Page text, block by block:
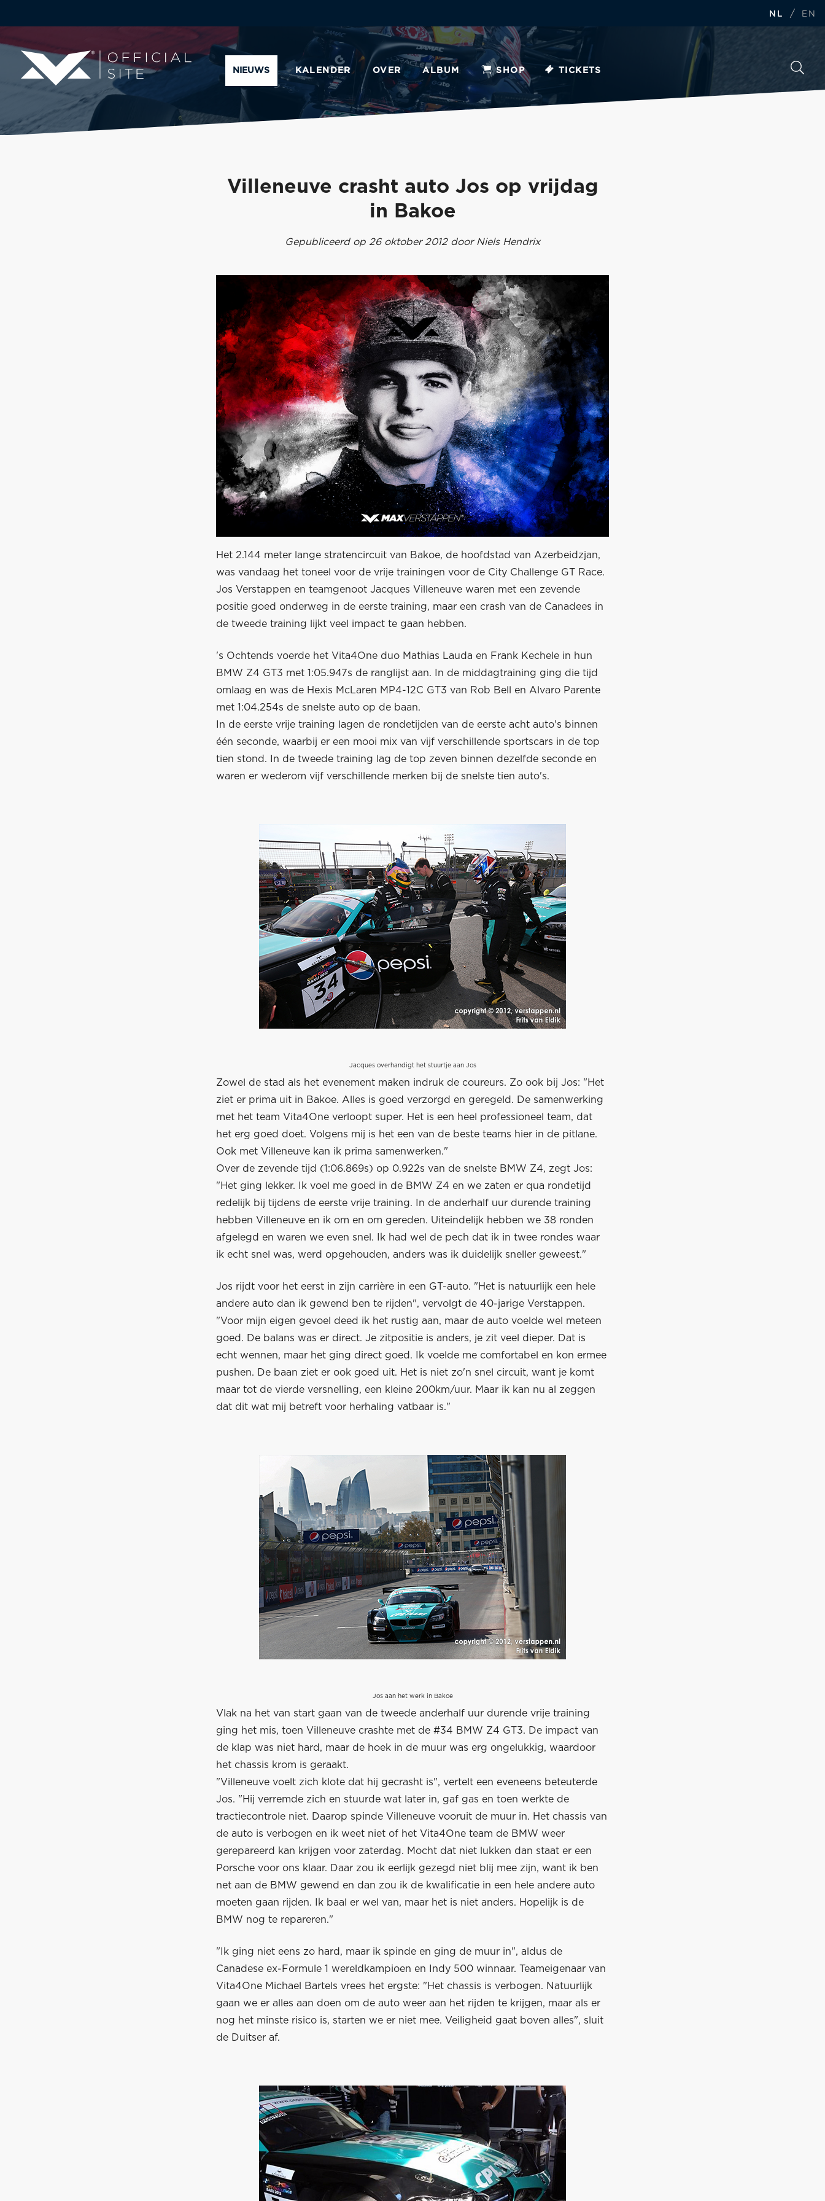
NL / EN
NIEUWS KALENDER OVER ALBUM SHOP TICKETS
Villeneuve crasht auto Jos op vrijdag
in Bakoe
Gepubliceerd op 26 oktober 2012 door Niels Hendrix
Het 2.144 meter lange stratencircuit van Bakoe, de hoofdstad van Azerbeidzjan,
was vandaag het toneel voor de vrije trainingen voor de City Challenge GT Race.
Jos Verstappen en teamgenoot Jacques Villeneuve waren met een zevende
positie goed onderweg in de eerste training, maar een crash van de Canadees in
de tweede training lijkt veel impact te gaan hebben.
's Ochtends voerde het Vita4One duo Mathias Lauda en Frank Kechele in hun
BMW Z4 GT3 met 1:05.947s de ranglijst aan. In de middagtraining ging die tijd
omlaag en was de Hexis McLaren MP4-12C GT3 van Rob Bell en Alvaro Parente
met 1:04.254s de snelste auto op de baan.
In de eerste vrije training lagen de rondetijden van de eerste acht auto's binnen
één seconde, waarbij er een mooi mix van vijf verschillende sportscars in de top
tien stond. In de tweede training lag de top zeven binnen dezelfde seconde en
waren er wederom vijf verschillende merken bij de snelste tien auto's.
Jacques overhandigt het stuurtje aan Jos
Zowel de stad als het evenement maken indruk de coureurs. Zo ook bij Jos: "Het
ziet er prima uit in Bakoe. Alles is goed verzorgd en geregeld. De samenwerking
met het team Vita4One verloopt super. Het is een heel professioneel team, dat
het erg goed doet. Volgens mij is het een van de beste teams hier in de pitlane.
Ook met Villeneuve kan ik prima samenwerken."
Over de zevende tijd (1:06.869s) op 0.922s van de snelste BMW Z4, zegt Jos:
"Het ging lekker. Ik voel me goed in de BMW Z4 en we zaten er qua rondetijd
redelijk bij tijdens de eerste vrije training. In de anderhalf uur durende training
hebben Villeneuve en ik om en om gereden. Uiteindelijk hebben we 38 ronden
afgelegd en waren we even snel. Ik had wel de pech dat ik in twee rondes waar
ik echt snel was, werd opgehouden, anders was ik duidelijk sneller geweest."
Jos rijdt voor het eerst in zijn carrière in een GT-auto. "Het is natuurlijk een hele
andere auto dan ik gewend ben te rijden", vervolgt de 40-jarige Verstappen.
"Voor mijn eigen gevoel deed ik het rustig aan, maar de auto voelde wel meteen
goed. De balans was er direct. Je zitpositie is anders, je zit veel dieper. Dat is
echt wennen, maar het ging direct goed. Ik voelde me comfortabel en kon ermee
pushen. De baan ziet er ook goed uit. Het is niet zo'n snel circuit, want je komt
maar tot de vierde versnelling, een kleine 200km/uur. Maar ik kan nu al zeggen
dat dit wat mij betreft voor herhaling vatbaar is."
Jos aan het werk in Bakoe
Vlak na het van start gaan van de tweede anderhalf uur durende vrije training
ging het mis, toen Villeneuve crashte met de #34 BMW Z4 GT3. De impact van
de klap was niet hard, maar de hoek in de muur was erg ongelukkig, waardoor
het chassis krom is geraakt.
"Villeneuve voelt zich klote dat hij gecrasht is", vertelt een eveneens beteuterde
Jos. "Hij verremde zich en stuurde wat later in, gaf gas en toen werkte de
tractiecontrole niet. Daarop spinde Villeneuve vooruit de muur in. Het chassis van
de auto is verbogen en ik weet niet of het Vita4One team de BMW weer
gerepareerd kan krijgen voor zaterdag. Mocht dat niet lukken dan staat er een
Porsche voor ons klaar. Daar zou ik eerlijk gezegd niet blij mee zijn, want ik ben
net aan de BMW gewend en dan zou ik de kwalificatie in een hele andere auto
moeten gaan rijden. Ik baal er wel van, maar het is niet anders. Hopelijk is de
BMW nog te repareren."
"Ik ging niet eens zo hard, maar ik spinde en ging de muur in", aldus de
Canadese ex-Formule 1 wereldkampioen en Indy 500 winnaar. Teameigenaar van
Vita4One Michael Bartels vrees het ergste: "Het chassis is verbogen. Natuurlijk
gaan we er alles aan doen om de auto weer aan het rijden te krijgen, maar als er
nog het minste risico is, starten we er niet mee. Veiligheid gaat boven alles", sluit
de Duitser af.